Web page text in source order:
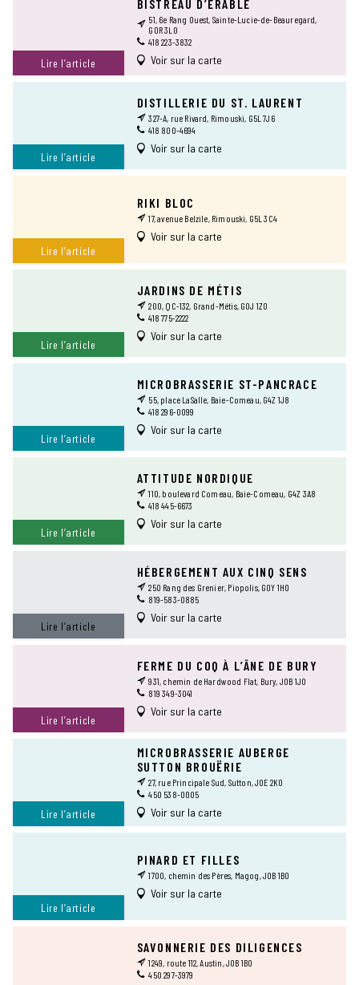
Lire l’article
BISTREAU D’ÉRABLE
51, 6e Rang Ouest, Sainte-Lucie-de-Beauregard,
GOR 3L0
418 223-3832
Voir sur la carte
Lire l’article
DISTILLERIE DU ST. LAURENT
327-A, rue Rivard, Rimouski, G5L 7J6
418 800-4694
Voir sur la carte
Lire l’article
RIKI BLOC
17, avenue Belzile, Rimouski, G5L 3C4
Voir sur la carte
Lire l’article
JARDINS DE MÉTIS
200, QC-132, Grand-Métis, G0J 1Z0
418 775-2222
Voir sur la carte
Lire l’article
MICROBRASSERIE ST-PANCRACE
55, place LaSalle, Baie-Comeau, G4Z 1J8
418 296-0099
Voir sur la carte
Lire l’article
ATTITUDE NORDIQUE
110, boulevard Comeau, Baie-Comeau, G4Z 3A8
418 445-6673
Voir sur la carte
Lire l’article
HÉBERGEMENT AUX CINQ SENS
250 Rang des Grenier, Piopolis, G0Y 1H0
819-583-0885
Voir sur la carte
Lire l’article
FERME DU COQ À L’ÂNE DE BURY
931, chemin de Hardwood Flat, Bury, J0B 1J0
819 349-3041
Voir sur la carte
Lire l’article
MICROBRASSERIE AUBERGE
SUTTON BROUËRIE
27, rue Principale Sud, Sutton, J0E 2K0
450 538-0005
Voir sur la carte
Lire l’article
PINARD ET FILLES
1700, chemin des Pères, Magog, J0B 1B0
Voir sur la carte
SAVONNERIE DES DILIGENCES
1249, route 112, Austin, J0B 1B0
450 297-3979